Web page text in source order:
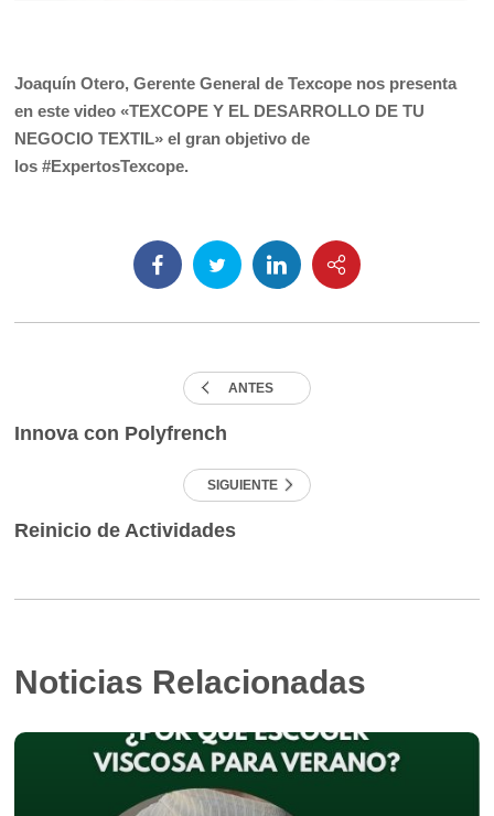
Joaquín Otero, Gerente General de Texcope nos presenta
en este video«TEXCOPE Y EL DESARROLLO DE TU
NEGOCIO TEXTIL» el gran objetivo de
los#ExpertosTexcope.
ANTES
Innova con Polyfrench
SIGUIENTE
Reinicio de Actividades
Noticias Relacionadas